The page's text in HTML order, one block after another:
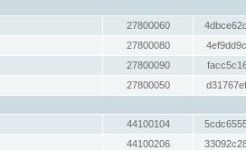
27800060
27800080
27800090
27800050
44100104
44100206